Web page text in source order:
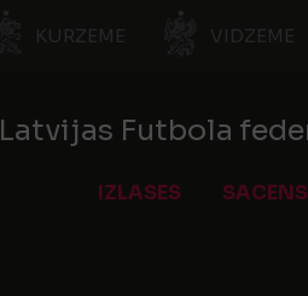
KURZEME VIDZEME
Latvijas Futbola
IZLASES